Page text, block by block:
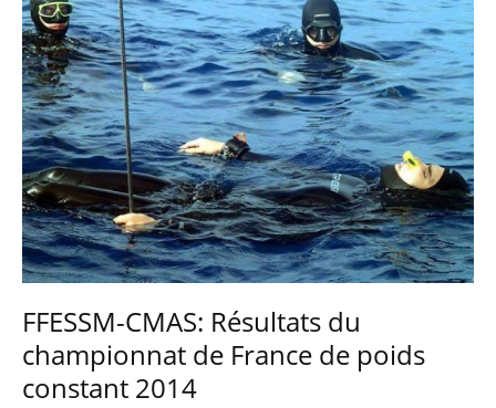
FFESSM-CMAS: Résultats du
championnat de France de poids
constant 2014